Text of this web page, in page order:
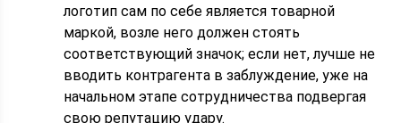
логотип сам по себе является товарной
маркой, возле него должен стоять
соответствующий значок; если нет, лучше не
вводить контрагента в заблуждение, уже на
начальном этапе сотрудничества подвергая
свою репутацию удару.